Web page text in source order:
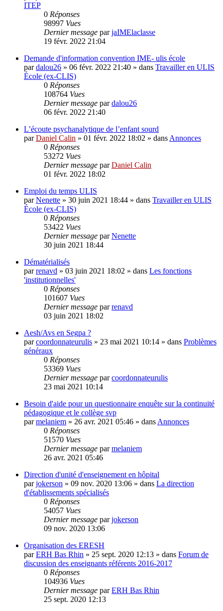
ITEP
0 Réponses
98997 Vues
Dernier message parjaIMElaclasse
19 févr. 2022 21:04
Demande d'information convention IME- ulis école
pardalou26 » 06 févr. 2022 21:40 » dans Travailler en ULIS
École (ex-CLIS)
0 Réponses
108764 Vues
Dernier message pardalou26
06 févr. 2022 21:40
L’écoute psychanalytique de l’enfant sourd
parDaniel Calin » 01 févr. 2022 18:02 » dans Annonces
0 Réponses
53272 Vues
Dernier message parDaniel Calin
01 févr. 2022 18:02
Emploi du temps ULIS
parNenette » 30 juin 2021 18:44 » dans Travailler en ULIS
École (ex-CLIS)
0 Réponses
53422 Vues
Dernier message parNenette
30 juin 2021 18:44
Dématérialisés
parrenavd » 03 juin 2021 18:02 » dans Les fonctions
'institutionnelles'
0 Réponses
101607 Vues
Dernier message parrenavd
03 juin 2021 18:02
Aesh/Avs en Segpa ?
parcoordonnateurulis » 23 mai 2021 10:14 » dans Problèmes
généraux
0 Réponses
53369 Vues
Dernier message parcoordonnateurulis
23 mai 2021 10:14
Besoin d'aide pour un questionnaire enquête sur la continuité
pédagogique et le collège svp
parmelaniem » 26 avr. 2021 05:46 » dans Annonces
0 Réponses
51570 Vues
Dernier message parmelaniem
26 avr. 2021 05:46
Direction d'unité d'enseignement en hôpital
parjokerson » 09 nov. 2020 13:06 » dans La direction
d'établissements spécialisés
0 Réponses
54057 Vues
Dernier message parjokerson
09 nov. 2020 13:06
Organisation des ERESH
parERH Bas Rhin » 25 sept. 2020 12:13 » dans Forum de
discussion des enseignants référents 2016-2017
0 Réponses
104936 Vues
Dernier message parERH Bas Rhin
25 sept. 2020 12:13